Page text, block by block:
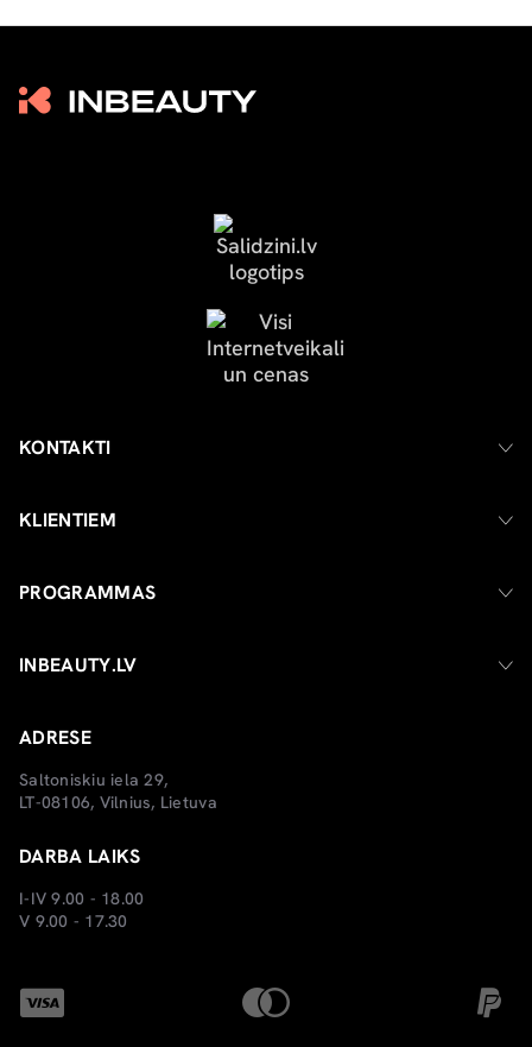
KONTAKTI
KLIENTIEM
PROGRAMMAS
INBEAUTY.LV
ADRESE
Saltoniskiu iela 29,
LT-08106, Vilnius, Lietuva
DARBA LAIKS
I-IV 9.00 - 18.00
V 9.00 - 17.30